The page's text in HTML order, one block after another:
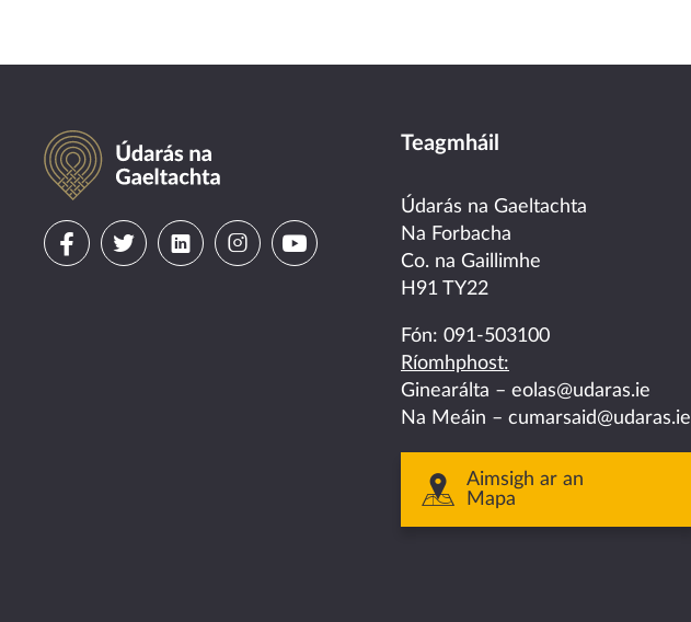
Údarás na Gaeltachta
VisitVisitVisitVisit
instagram
Visit
youtube
Teagmháil
Údarás na Gaeltachta
Na Forbacha
Co. na Gaillimhe
H91 TY22
Fón: 091-503100
Ríomhphost:
Ginearálta – eolas@udaras.ie
Na Meáin – cumarsaid@udaras.ie
Aimsigh ar an
Mapa